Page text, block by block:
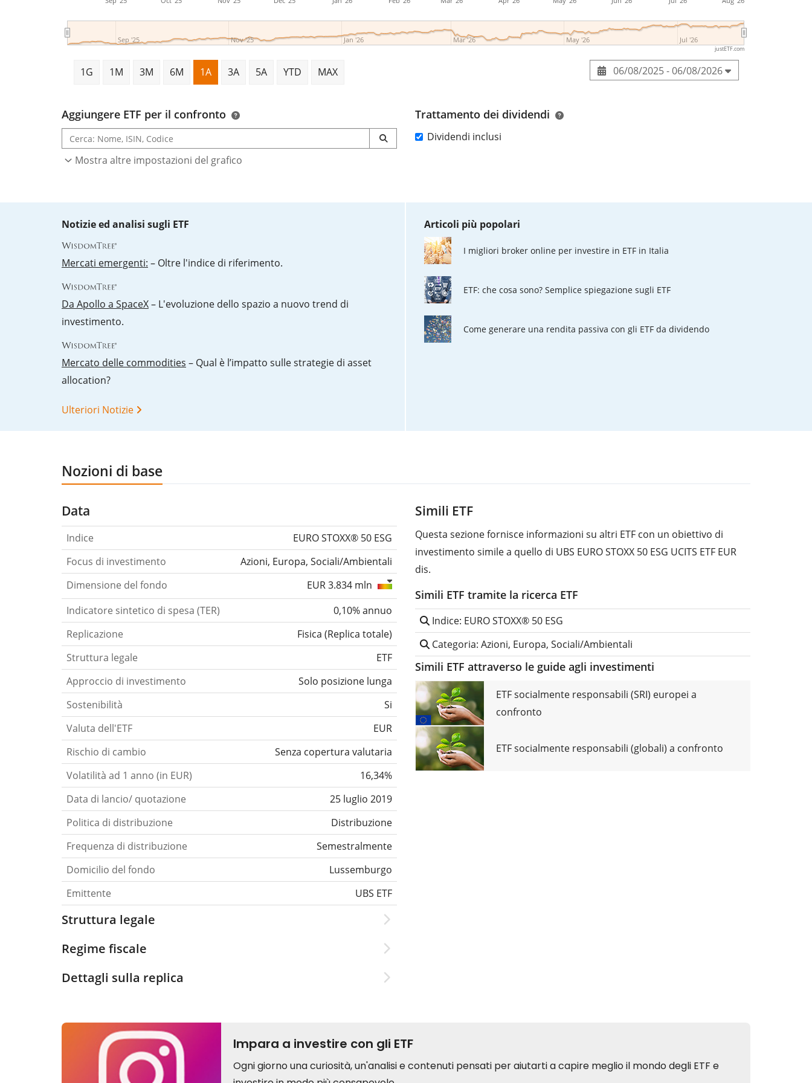
Sep '25 Nov '25 Jan '26 Mar '26 May '26 Jul '26
justETF.com
1G 1M 3M 6M 1A 3A 5A YTD MAX 06/08/2025 - 06/08/2026
Aggiungere ETF per il confronto Trattamento dei dividendi
Dividendi inclusi
Mostra altre impostazioni del grafico
Notizie ed analisi sugli ETF
Mercati emergenti: – Oltre l'indice di riferimento.
Da Apollo a SpaceX– L'evoluzione dello spazio a nuovo trend di
investimento.
Mercato delle commodities – Qual è l’impatto sulle strategie di asset
allocation?
Ulteriori Notizie
Articoli più popolari
I migliori broker online per investire in ETF in Italia
ETF: che cosa sono? Semplice spiegazione sugli ETF
Come generare una rendita passiva con gli ETF da dividendo
Nozioni di base
Data
Indice
EURO STOXX® 50 ESG
Focus di investimento
Azioni, Europa, Sociali/Ambientali
Dimensione del fondo
EUR 3.834 mln
Indicatore sintetico di spesa (TER)
0,10% annuo
Replicazione
Fisica (Replica totale)
Struttura legale
ETF
Approccio di investimento
Solo posizione lunga
Sostenibilità
Si
Valuta dell'ETF
EUR
Rischio di cambio
Senza copertura valutaria
Volatilità ad 1 anno (in EUR)
16,34%
Data di lancio/ quotazione
25 luglio 2019
Politica di distribuzione
Distribuzione
Frequenza di distribuzione
Semestralmente
Domicilio del fondo
Lussemburgo
Emittente
UBS ETF
Struttura legale
Regime fiscale
Dettagli sulla replica
Simili ETF
Questa sezione fornisce informazioni su altri ETF con un obiettivo di
investimento simile a quello di UBS EURO STOXX 50 ESG UCITS ETF EUR
dis.
Simili ETF tramite la ricerca ETF
Indice: EURO STOXX® 50 ESG
Categoria: Azioni, Europa, Sociali/Ambientali
Simili ETF attraverso le guide agli investimenti
ETF socialmente responsabili (SRI) europei a
confronto
ETF socialmente responsabili (globali) a confronto